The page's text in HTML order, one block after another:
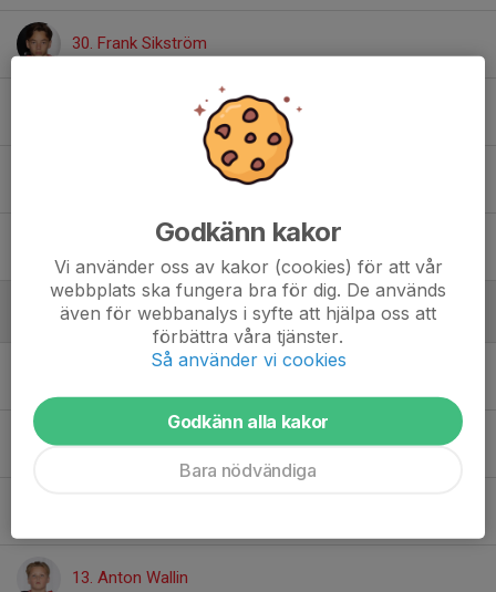
30. Frank Sikström
35. Greta Andersson
40. Emil Hanson
Utan position
10. Elis Brink
13. Anton Wallin
Godkänn kakor
Vi använder oss av kakor (cookies) för att vår
webbplats ska fungera bra för dig. De används
även för webbanalys i syfte att hjälpa oss att
förbättra våra tjänster.
Så använder vi cookies
Godkänn alla kakor
Bara nödvändiga